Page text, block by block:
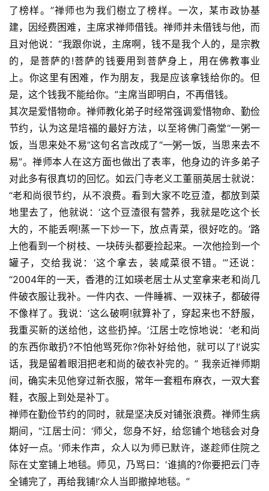
了榜样。”禅师也为我们樹立了榜样。一次，某市政协基
建，因经费困难，主席求禅师借钱。禅师并未借钱与他，而
且对他说：“我跟你说，主席啊，钱不是我个人的，是宗教
的，是菩萨的!菩萨的钱要用到菩萨身上，用在佛教事业
上。你这里有困难，作为朋友，我是应该拿钱给你的。但
是，这个钱我不能给你。”主席当即明白，不再借钱。
其次是爱惜物命。禅师教化弟子时经常强调爱惜物命、勤俭
节约，认为这是培福的最好方法，以至将佛门斋堂“一粥一
饭，当思来处不易”这句名言改成了“一粥一饭，当思来去不
易”。禅师本人在这方面也做出了表率，他身边的许多弟子
对此多有很真切的回忆。如云门寺老义工董丽英居士就说：
“老和尚很节约，从不浪费。看到大家不吃豆渣，都放到菜
地里去了，他就说：‘这个豆渣很有营养，我就是吃这个长
大的，不能丢啊!蒸一下炒一下，放点青菜，很好吃的。’路
上他看到一个树枝、一块砖头都要捡起来。一次他捡到一个
罐子，交给我说：‘这个拿去，装咸菜很不错。’”还说：
“2004年的一天，香港的江如瑛老居士从丈室拿来老和尚几
件破衣服让我补。一件内衣、一件睡裤、一双袜子，都破得
不像样了。我说：‘这么破啊!就算补了，穿起来也不舒服，
我重买新的送给他，这些扔掉。’江居士吃惊地说：‘老和尚
的东西你敢扔?不怕他骂死你?你补好给他，就可以了!’说实
话，我是留着眼泪把老和尚的破衣补完的。” 我亲近禅师期
间，确实未见他穿过新衣服，常年一套粗布麻衣，一双大套
鞋，衣服上到处是补丁。
禅师在勤俭节约的同时，就是坚决反对铺张浪费。禅师生病
期间，“江居士问：‘师父，您身不好，给您铺个地毯会对身
体好一点。’师未作声，众人以为师已默许，遂趁师住院之
际在丈室铺上地毯。师见，乃骂曰：‘谁搞的?你要把云门寺
全铺完了，再给我铺!’众人当即撤掉地毯。”